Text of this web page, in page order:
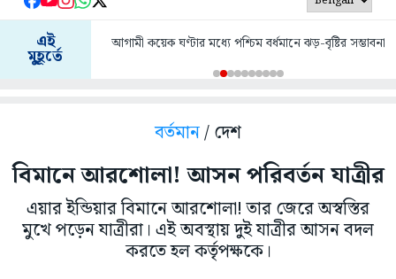
এই
মুহূর্তে
আগামী কয়েক ঘণ্টার মধ্যে পশ্চিম বর্ধমানে ঝড়-বৃষ্টির সম্ভাবনা
বর্তমান/ দেশ
বিমানে আরশোলা! আসন পরিবর্তন যাত্রীর
এয়ার ইন্ডিয়ার বিমানে আরশোলা! তার জেরে অস্বস্তির
মুখে পড়েন যাত্রীরা। এই অবস্থায় দুই যাত্রীর আসন বদল
করতে হল কর্তৃপক্ষকে।